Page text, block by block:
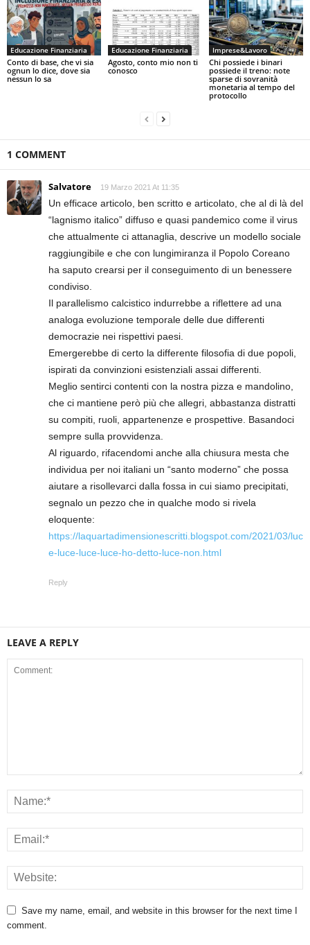
Educazione Finanziaria
Conto di base, che vi sia
ognun lo dice, dove sia
nessun lo sa
Educazione Finanziaria
Agosto, conto mio non ti
conosco
Imprese&Lavoro
Chi possiede i binari
possiede il treno: note
sparse di sovranità
monetaria al tempo del
protocollo
1 COMMENT
Salvatore 19 Marzo 2021 At 11:35
Un efficace articolo, ben scritto e articolato, che al di là del
“lagnismo italico” diffuso e quasi pandemico come il virus
che attualmente ci attanaglia, descrive un modello sociale
raggiungibile e che con lungimiranza il Popolo Coreano
ha saputo crearsi per il conseguimento di un benessere
condiviso.
Il parallelismo calcistico indurrebbe a riflettere ad una
analoga evoluzione temporale delle due differenti
democrazie nei rispettivi paesi.
Emergerebbe di certo la differente filosofia di due popoli,
ispirati da convinzioni esistenziali assai differenti.
Meglio sentirci contenti con la nostra pizza e mandolino,
che ci mantiene però più che allegri, abbastanza distratti
su compiti, ruoli, appartenenze e prospettive. Basandoci
sempre sulla provvidenza.
Al riguardo, rifacendomi anche alla chiusura mesta che
individua per noi italiani un “santo moderno” che possa
aiutare a risollevarci dalla fossa in cui siamo precipitati,
segnalo un pezzo che in qualche modo si rivela
eloquente:
https://laquartadimensionescritti.blogspot.com/2021/03/luc
e-luce-luce-luce-ho-detto-luce-non.html
Reply
LEAVE A REPLY
Save my name, email, and website in this browser for the next time I
comment.